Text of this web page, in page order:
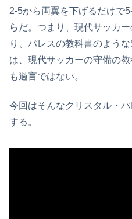
2-5から両翼を下げるだけで
らだ。つまり、現代サッカ
り、パレスの教科書のよう
は、現代サッカーの守備の
も過言ではない。
今回はそんなクリスタル・
する。